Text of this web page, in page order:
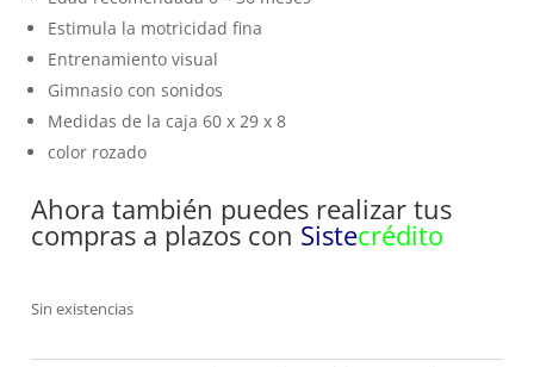
Estimula la motricidad fina
Entrenamiento visual
Gimnasio con sonidos
Medidas de la caja 60 x 29 x 8
color rozado
Ahora también puedes realizar tus
compras a plazos con Sistecrédito
Sin existencias